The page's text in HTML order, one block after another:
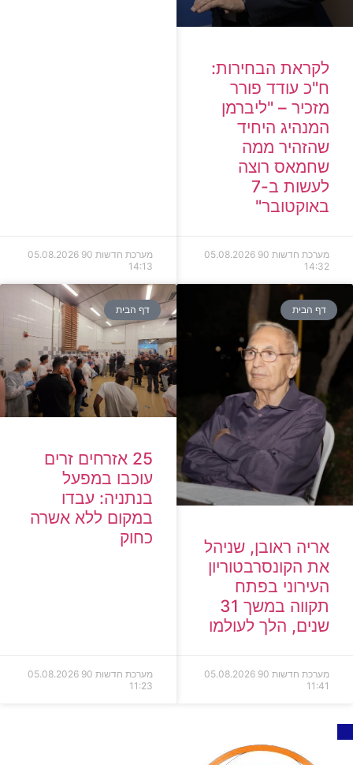
לקראת הבחירות:
ח"כ עודד פורר
מזכיר – "ליברמן
המנהיג היחיד
שהזהיר ממה
שחמאס רוצה
לעשות ב-7
באוקטובר"
מערכת חדשות 90
05.08.2026
14:32
מערכת חדשות 90
05.08.2026
14:13
דף הבית
אריה ראובן, שניהל
את הקונסרבטוריון
העירוני בפתח
תקווה במשך 31
שנים, הלך לעולמו
מערכת חדשות 90
05.08.2026
11:41
דף הבית
25 אזרחים זרים
עוכבו במפעל
בנתניה: עבדו
במקום ללא אשרה
כחוק
מערכת חדשות 90
05.08.2026
11:23